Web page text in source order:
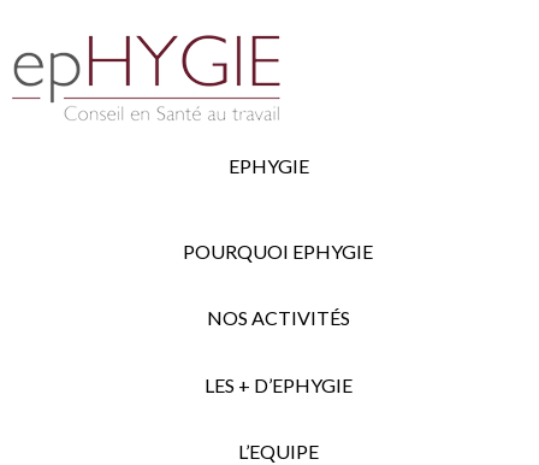
EPHYGIE
POURQUOI EPHYGIE
NOS ACTIVITÉS
LES + D’EPHYGIE
L’EQUIPE